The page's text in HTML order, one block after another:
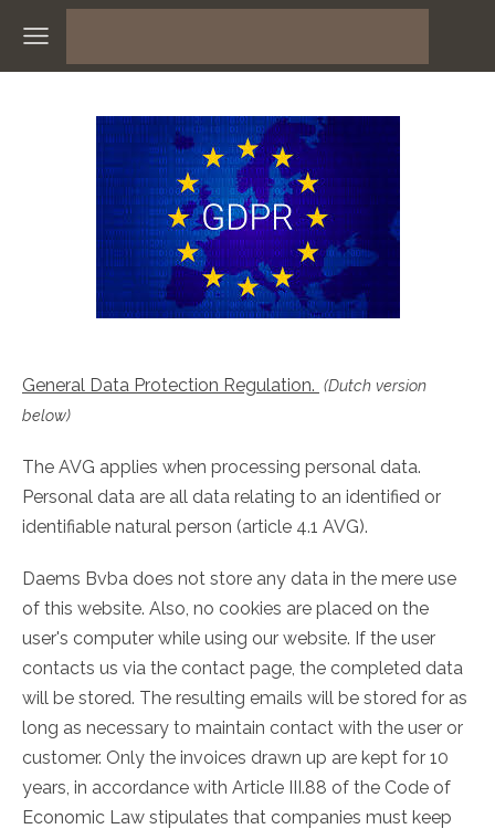
General Data Protection Regulation. (Dutch version
below)
The AVG applies when processing personal data.
Personal data are all data relating to an identified or
identifiable natural person (article 4.1 AVG).
Daems Bvba does not store any data in the mere use
of this website. Also, no cookies are placed on the
user's computer while using our website. If the user
contacts us via the contact page, the completed data
will be stored. The resulting emails will be stored for as
long as necessary to maintain contact with the user or
customer. Only the invoices drawn up are kept for 10
years, in accordance with Article III.88 of the Code of
Economic Law stipulates that companies must keep